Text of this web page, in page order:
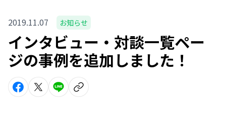
2019.11.07 お知らせ
インタビュー・対談一覧ペー
ジの事例を追加しました！